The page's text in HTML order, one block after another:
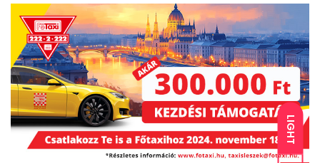
LIGHT